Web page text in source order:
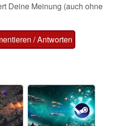
Deine Meinung (auch ohne
/ Antworten